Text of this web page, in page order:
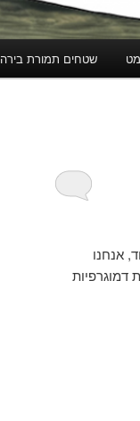
שטחים תמורת בירה
אנחנו
דמוגרפיות